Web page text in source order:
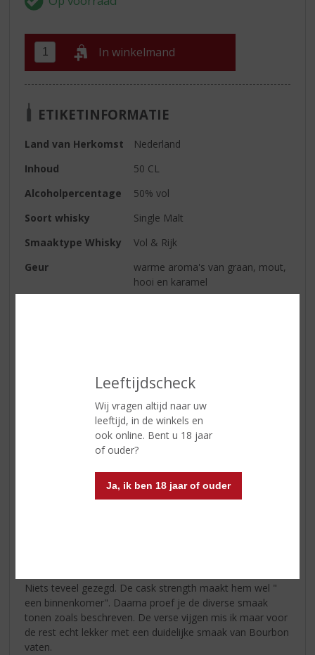
Leeftijdscheck
Wij vragen altijd naar uw
leeftijd, in de winkels en
ook online. Bent u 18 jaar
of ouder?
Ja, ik ben 18 jaar of ouder
In winkelmand
ETIKETINFORMATIE
Land van Herkomst
Nederland
Inhoud
50 CL
Alcoholpercentage
50% vol
Soort whisky
Single Malt
Smaaktype Whisky
Vol & Rijk
Geur
warme aroma's van graan, mout,
hooi en karamel
drop, zoete vijgen en chocolade
Reviews
Niets teveel gezegd. De cask strength maakt hem wel "
een binnenkomer". Daarna proef je de diverse smaak
tonen zoals beschreven. De verse vijgen mis ik maar voor
de rest echt lekker met een duidelijke smaak van Bourbon
vaten.